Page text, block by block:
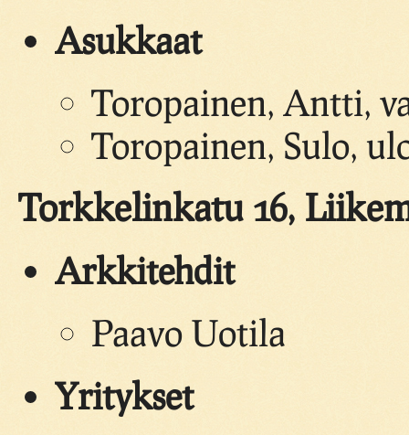
Asukkaat
Toropainen, Antti,
Toropainen, Sulo,
Torkkelinkatu 16,
Arkkitehdit
Paavo Uotila
Yritykset